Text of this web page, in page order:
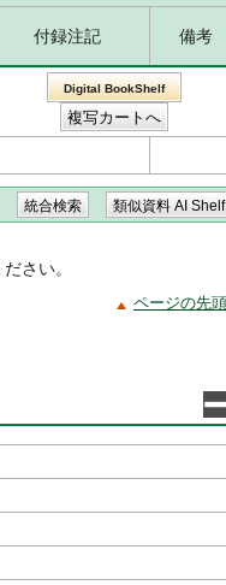
付録注記 備考
Digital BookShelf
さい。
ページの先